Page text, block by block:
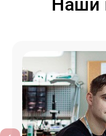
Наши